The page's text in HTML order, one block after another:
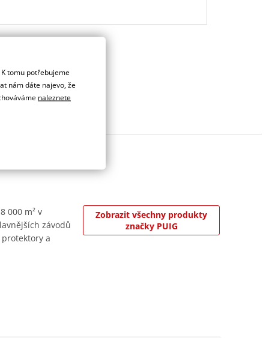
000 m² v
závodů
a
Zobrazit všechny produkty
značky PUIG
tomu potřebujeme
nám dáte najevo, že
naleznete